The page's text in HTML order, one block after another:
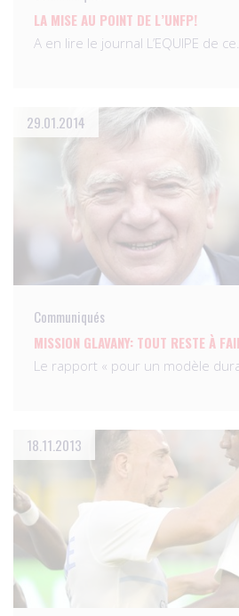
LA MISE AU POINT DE L’UNFP!
A en lire le journal L’EQUIPE de ce…
29.01.2014
Communiqués
MISSION GLAVANY: TOUT RESTE À
Le rapport « pour un modèle
18.11.2013